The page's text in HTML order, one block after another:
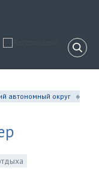
автономный округ